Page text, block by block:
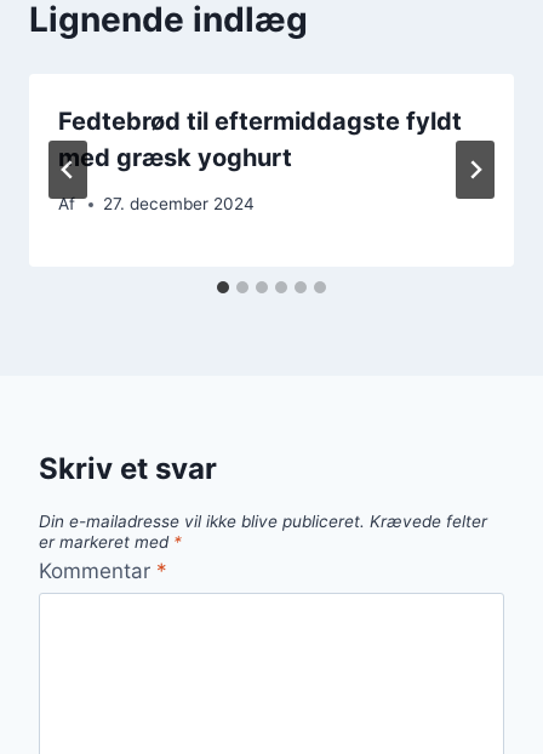
Lignende indlæg
Fedtebrød til eftermiddagste fyldt
med græsk yoghurt
Af 27. december 2024
Skriv et svar
Din e-mailadresse vil ikke blive publiceret. Krævede felter
er markeret med *
Kommentar *